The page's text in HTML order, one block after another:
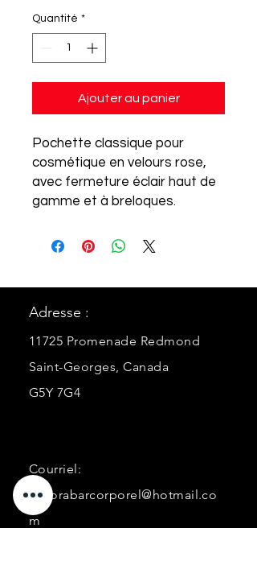
Quantité *
Ajouter au panier
Pochette classique pour
cosmétique en velours rose,
avec fermeture éclair haut de
gamme et à breloques.
Adresse :
11725 Promenade Redmond
Saint-Georges, Canada
G5Y 7G4
Courriel:
ancorabarcorporel@hotmail.co
m